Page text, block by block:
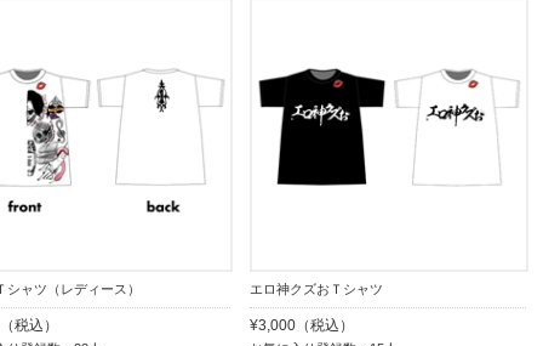
シャツ（レディース）
税込）
エロ神クズおＴシャツ
¥3,000（税込）